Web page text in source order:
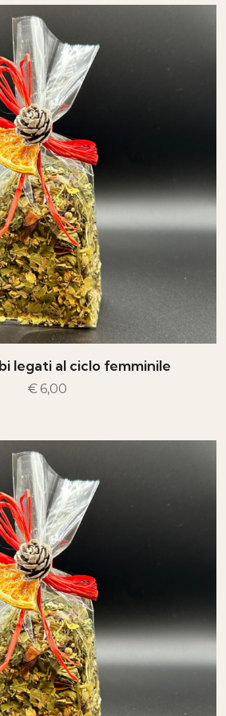
AL CARRELLO
legati al ciclo femminile
€ 6,00